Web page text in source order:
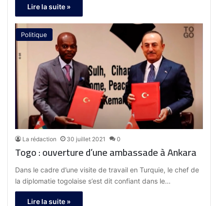
Lire la suite »
Politique
La rédaction 30 juillet 2021 0
Togo : ouverture d’une ambassade à Ankara
Dans le cadre d’une visite de travail en Turquie, le chef de
la diplomatie togolaise s’est dit confiant dans le…
Lire la suite »